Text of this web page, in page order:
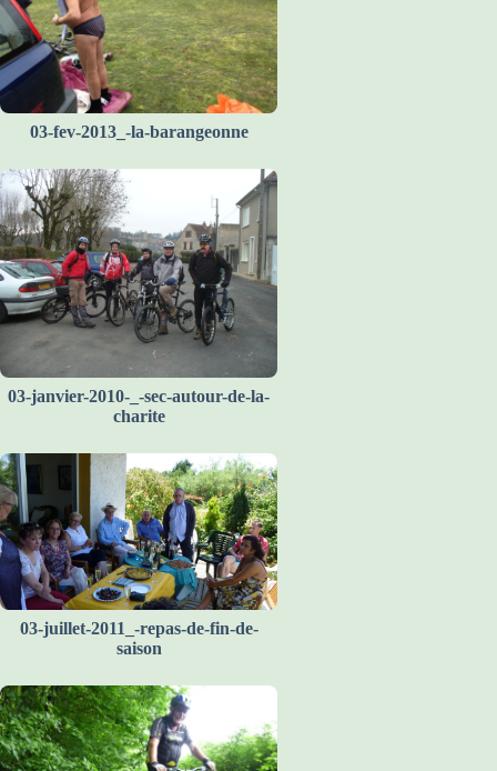
03-fev-2013_-la-barangeonne
03-janvier-2010-_-sec-autour-de-la-
charite
03-juillet-2011_-repas-de-fin-de-
saison